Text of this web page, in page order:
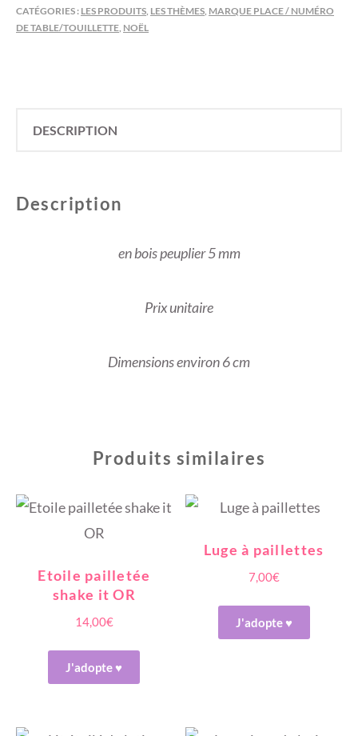
ETOILE
CATÉGORIES : LES PRODUITS, LES THÈMES, MARQUE PLACE / NUMÉRO
DE TABLE/TOUILLETTE, NOËL
DESCRIPTION
Description
en bois peuplier 5 mm
Prix unitaire
Dimensions environ 6 cm
Produits similaires
Etoile pailletée
shake it OR
14,00€
J'adopte ♥
Luge à paillettes
7,00€
J'adopte ♥